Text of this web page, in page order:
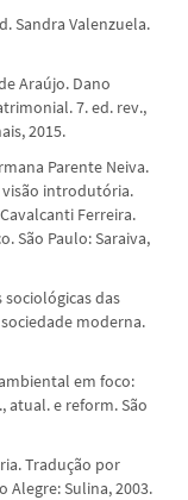
Sandra Valenzuela.
Araújo. Dano
7. ed. rev.,
2015.
Parente Neiva.
visão introdutória.
Ferreira.
São Paulo: Saraiva,
sociológicas das
moderna.
em foco:
atual. e reform. São
Tradução por
Alegre: Sulina, 2003.